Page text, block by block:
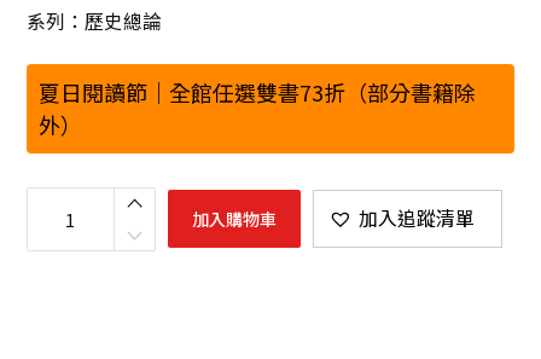
系列：歷史總論
夏日閱讀節｜全館任選雙書73折（部分書籍除
外）
歷
理
加入購物車 加入追蹤清單